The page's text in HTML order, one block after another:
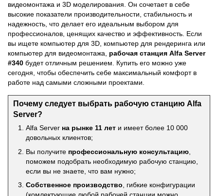
видеомонтажа и 3D моделирования. Он сочетает в себе
высокие показатели производительности, стабильность и
надежность, что делает его идеальным выбором для
профессионалов, ценящих качество и эффективность. Если
вы ищете компьютер для 3D, компьютер для рендеринга или
компьютер для видеомонтажа, рабочая станция Alfa Server
#340 будет отличным решением. Купить его можно уже
сегодня, чтобы обеспечить себе максимальный комфорт в
работе над самыми сложными проектами.
Почему следует выбрать рабочую станцию Alfa
Server?
Alfa Server на рынке 11 лет и имеет более 10 000
довольных клиентов;
Вы получите профессиональную консультацию
поможем подобрать необходимую рабочую станцию,
если вы не знаете, что вам нужно;
Собственное производство , гибкие конфигурации